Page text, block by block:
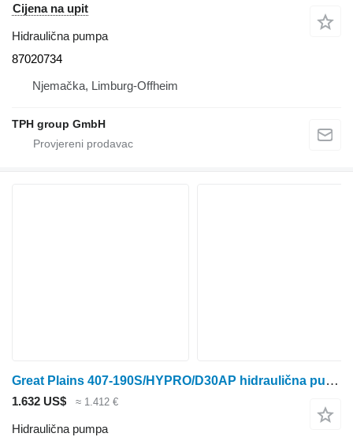
Cijena na upit
Hidraulična pumpa
87020734
Njemačka, Limburg-Offheim
TPH group GmbH
Great Plains 407-190S/HYPRO/D30AP hidraulična pumpa za Great Plains opreme za poljoprivredne mašine
1.632 US$ ≈ 1.412 €
Hidraulična pumpa